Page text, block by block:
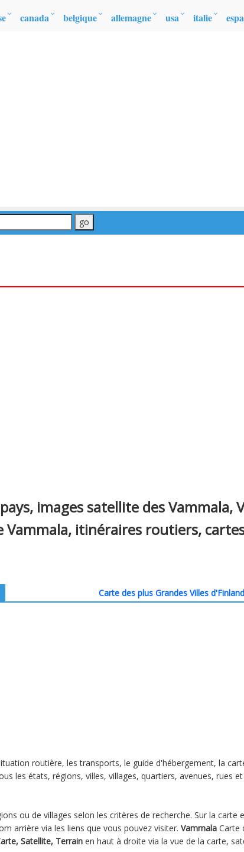
canada belgique allemagne usa italie
images satellite des Vammala,
itinéraires routiers,
Carte des plus Grandes Villes
routière, les transports, le guide d'hébergement, la
les états, régions, villes, villages, quartiers, avenues, rues
ou de villages selon les critères de recherche. Sur la carte
arrière via les liens que vous pouvez visiter. Vammala Carte
Satellite, Terrain en haut à droite via la vue de la carte,